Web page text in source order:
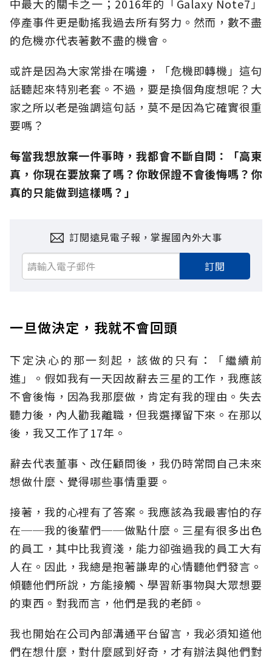
中最大的關卡之一；2016年的「Galaxy Note7」
停產事件更是動搖我過去所有努力。然而，數不盡
的危機亦代表著數不盡的機會。
或許是因為大家常掛在嘴邊，「危機即轉機」這句
話聽起來特別老套。不過，要是換個角度想呢？大
家之所以老是強調這句話，莫不是因為它確實很重
要嗎？
每當我想放棄一件事時，我都會不斷自問：「高東
真，你現在要放棄了嗎？你敢保證不會後悔嗎？你
真的只能做到這樣嗎？」
訂閱遠見電子報，掌握國內外大事
訂閱
一旦做決定，我就不會回頭
下定決心的那一刻起，該做的只有：「繼續前
進」。假如我有一天因故辭去三星的工作，我應該
不會後悔，因為我那麼做，肯定有我的理由。失去
聽力後，內人勸我離職，但我選擇留下來。在那以
後，我又工作了17年。
辭去代表董事、改任顧問後，我仍時常問自己未來
想做什麼、覺得哪些事情重要。
接著，我的心裡有了答案。我應該為我最害怕的存
在──我的後輩們──做點什麼。三星有很多出色
的員工，其中比我資淺，能力卻強過我的員工大有
人在。因此，我總是抱著謙卑的心情聽他們發言。
傾聽他們所說，方能接觸、學習新事物與大眾想要
的東西。對我而言，他們是我的老師。
我也開始在公司內部溝通平台留言，我必須知道他
們在想什麼，對什麼感到好奇，才有辦法與他們對